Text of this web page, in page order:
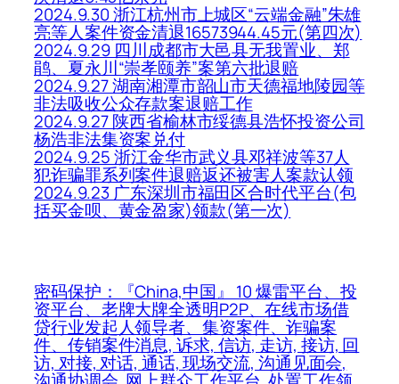
2024.9.30 浙江杭州市上城区“云端金融”朱雄
亮等人案件资金清退16573944.45元(第四次)
2024.9.29 四川成都市大邑县无我置业、郑
鹃、夏永川“崇孝颐养”案第六批退赔
2024.9.27 湖南湘潭市韶山市天德福地陵园等
非法吸收公众存款案退赔工作
2024.9.27 陕西省榆林市绥德县浩怀投资公司
杨浩非法集资案兑付
2024.9.25 浙江金华市武义县邓祥波等37人
犯诈骗罪系列案件退赔返还被害人案款认领
2024.9.23 广东深圳市福田区合时代平台(包
括买金呗、黄金盈家)领款(第一次)
密码保护：『China,中国』 10 爆雷平台、投
资平台、老牌大牌全透明P2P、在线市场借
贷行业发起人领导者、集资案件、诈骗案
件、传销案件消息, 诉求, 信访, 走访, 接访, 回
访, 对接, 对话, 通话, 现场交流, 沟通见面会,